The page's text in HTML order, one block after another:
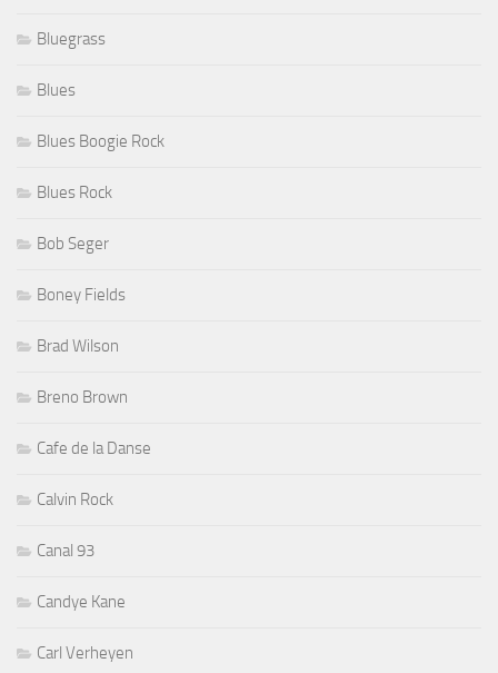
Bluegrass
Blues
Blues Boogie Rock
Blues Rock
Bob Seger
Boney Fields
Brad Wilson
Breno Brown
Cafe de la Danse
Calvin Rock
Canal 93
Candye Kane
Carl Verheyen